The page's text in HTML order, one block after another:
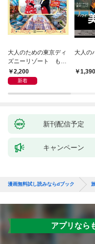
大人のための東京ディ
ズニーリゾート もっ
とやさしいガイド
2,200
新着
大人の
1,390
新刊配信予定
キャンペーン
漫画無料試し読みならdブック
アプリなら